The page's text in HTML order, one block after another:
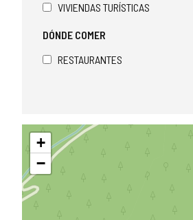
VIVIENDAS TURÍSTICAS
DÓNDE COMER
RESTAURANTES
Saltar
mapa
+
−